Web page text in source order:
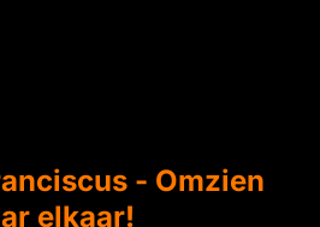
- Omzien
elkaar!